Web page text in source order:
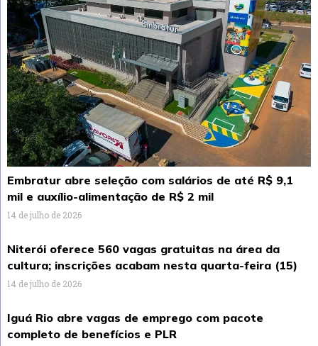
Embratur abre seleção com salários de até R$ 9,1
mil e auxílio-alimentação de R$ 2 mil
14 de julho de 2026
Niterói oferece 560 vagas gratuitas na área da
cultura; inscrições acabam nesta quarta-feira (15)
14 de julho de 2026
Iguá Rio abre vagas de emprego com pacote
completo de benefícios e PLR